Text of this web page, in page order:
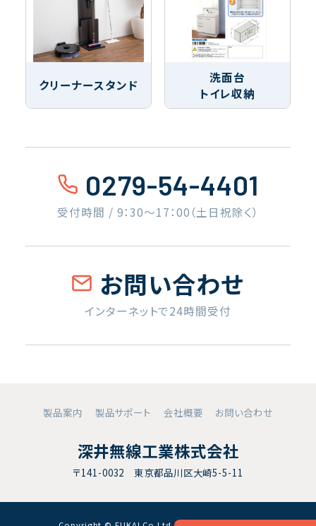
クリーナースタンド
洗面台
トイレ収納
0279-54-4401
受付時間 / 9：30〜17：00（土日祝除く）
お問い合わせ
インターネットで24時間受付
製品案内 製品サポート 会社概要 お問い合わせ
深井無線工業株式会社
〒141-0032 東京都品川区大崎5-5-11